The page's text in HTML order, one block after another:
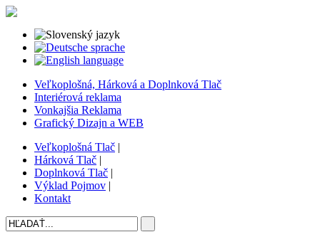
Veľkoplošná, Hárková a Doplnková Tlač
Interiérová reklama
Vonkajšia Reklama
Grafický Dizajn a WEB
Veľkoplošná Tlač |
Hárková Tlač |
Doplnková Tlač |
Výklad Pojmov |
Kontakt